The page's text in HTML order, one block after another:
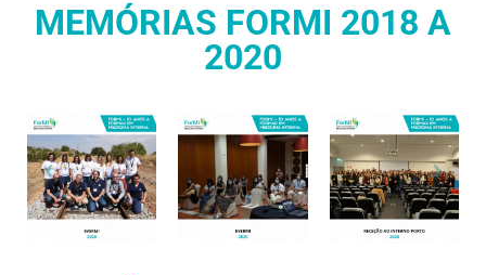
MEMÓRIAS FORMI 2018 A
2020